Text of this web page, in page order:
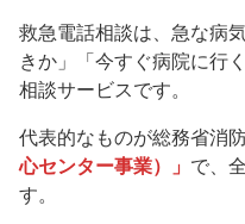
救急電話相談は、急な病
きか」「今すぐ病院に行
相談サービスです。
代表的なものが総務省消
心センター事業）」 で、
す。